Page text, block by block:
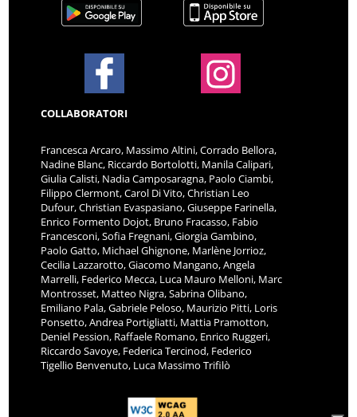
COLLABORATORI
Francesca Arcaro, Massimo Altini, Corrado Bellora,
Nadine Blanc, Riccardo Bortolotti, Manila Calipari,
Giulia Calisti, Nadia Camposaragna, Paolo Ciambi,
Filippo Clermont, Carol Di Vito, Christian Leo
Dufour, Christian Evaspasiano, Giuseppe Farinella,
Enrico Formento Dojot, Bruno Fracasso, Fabio
Francesconi, Sofia Fregnani, Giorgia Gambino,
Paolo Gatto, Michael Ghignone, Marlène Jorrioz,
Cecilia Lazzarotto, Giacomo Mangano, Angela
Marrelli, Federico Mecca, Luca Mauro Melloni, Marc
Montrosset, Matteo Nigra, Sabrina Olibano,
Emiliano Pala, Gabriele Peloso, Maurizio Pitti, Loris
Ponsetto, Andrea Portigliatti, Mattia Pramotton,
Deniel Pession, Raffaele Romano, Enrico Ruggeri,
Riccardo Savoye, Federica Tercinod, Federico
Tigellio Benvenuto, Luca Massimo Trifilò